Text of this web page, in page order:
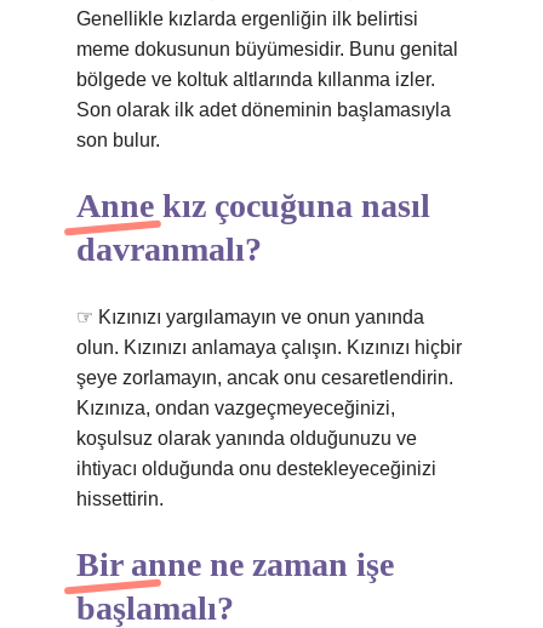
Genellikle kızlarda ergenliğin ilk belirtisi
meme dokusunun büyümesidir. Bunu genital
bölgede ve koltuk altlarında kıllanma izler.
Son olarak ilk adet döneminin başlamasıyla
son bulur.
Anne kız çocuğuna nasıl
davranmalı?
☞ Kızınızı yargılamayın ve onun yanında
olun. Kızınızı anlamaya çalışın. Kızınızı hiçbir
şeye zorlamayın, ancak onu cesaretlendirin.
Kızınıza, ondan vazgeçmeyeceğinizi,
koşulsuz olarak yanında olduğunuzu ve
ihtiyacı olduğunda onu destekleyeceğinizi
hissettirin.
Bir anne ne zaman işe
başlamalı?